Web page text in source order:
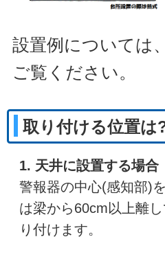
設置例については、
ご覧ください。
取り付ける位置は
1. 天井に設置する場合
警報器の中心(感知部)
は梁から60cm以上離し
り付けます。